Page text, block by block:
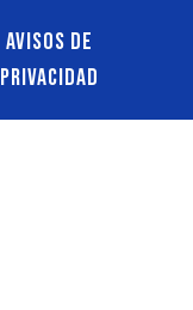
Avisos de
Privacidad